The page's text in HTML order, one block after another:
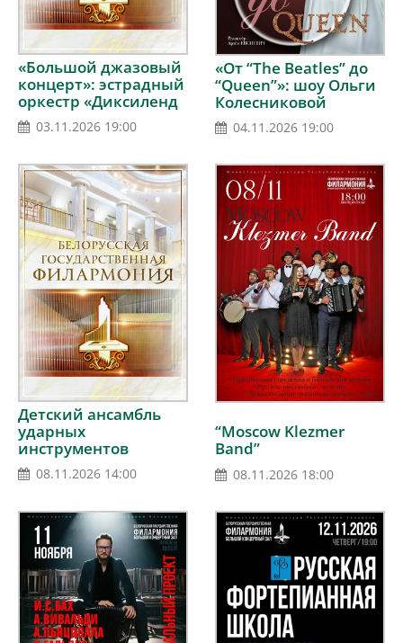
«Большой джазовый
концерт»: эстрадный
оркестр «Диксиленд
Минск»
03.11.2026 19:00
«От “The Beatles” до
“Queen”»: шоу Ольги
Колесниковой
04.11.2026 19:00
Детский ансамбль
ударных
инструментов
Республики Индия
(г.Мумбай)
08.11.2026 14:00
“Moscow Klezmer
Band”
08.11.2026 18:00